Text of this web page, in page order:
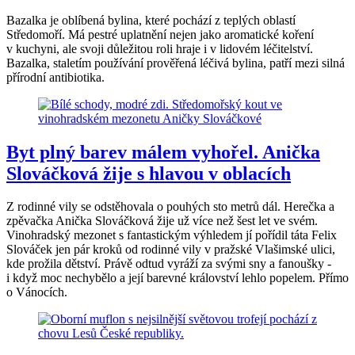
Bazalka je oblíbená bylina, které pochází z teplých oblastí
Středomoří. Má pestré uplatnění nejen jako aromatické koření
v kuchyni, ale svoji důležitou roli hraje i v lidovém léčitelství.
Bazalka, staletím používání prověřená léčivá bylina, patří mezi silná
přírodní antibiotika.
Byt plný barev málem vyhořel. Anička
Slováčková žije s hlavou v oblacích
Z rodinné vily se odstěhovala o pouhých sto metrů dál. Herečka a
zpěvačka Anička Slováčková žije už více než šest let ve svém.
Vinohradský mezonet s fantastickým výhledem jí pořídil táta Felix
Slováček jen pár kroků od rodinné vily v pražské Vlašimské ulici,
kde prožila dětství. Právě odtud vyráží za svými sny a fanoušky -
i když moc nechybělo a její barevné království lehlo popelem. Přímo
o Vánocích.